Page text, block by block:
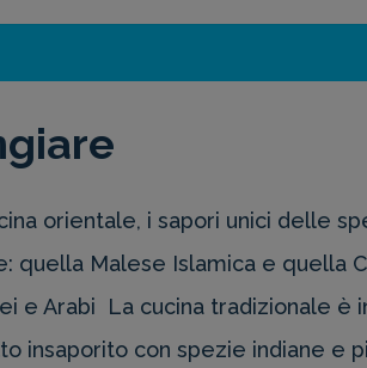
orientale, i sapori unici delle
quella Malese Islamica e quella
e Arabi La cucina tradizionale
insaporito con spezie indiane e